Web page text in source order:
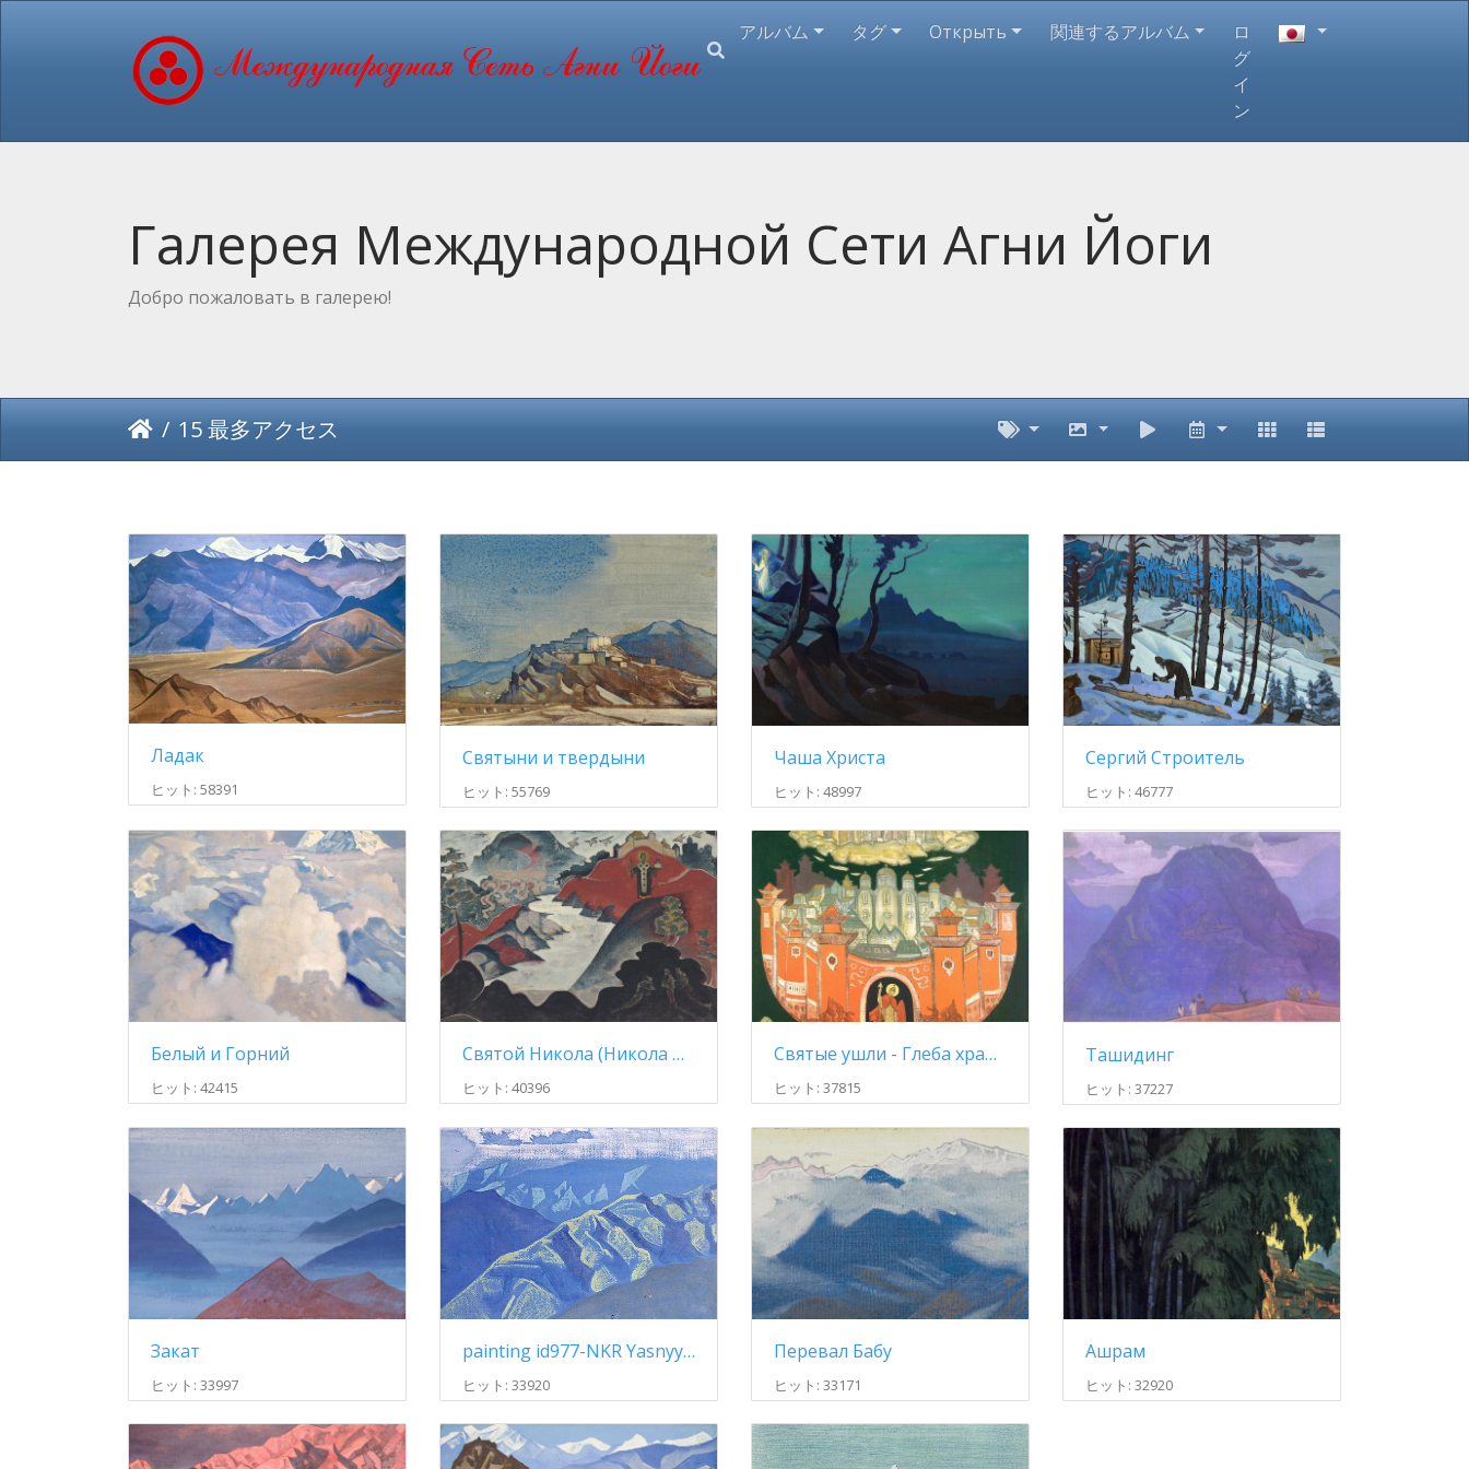
アルバム タグ Открыть 関連するアルバム
ロ
グ
イ
ン
Галерея Международной Сети Агни Йоги
Добро пожаловать в галерею!
15 最多アクセス
Ладак
ヒット: 58391
Святыни и твердыни
ヒット: 55769
Чаша Христа
ヒット: 48997
Сергий Строитель
ヒット: 46777
Белый и Горний
ヒット: 42415
Святой Никола (Никола Можайский)
ヒット: 40396
Святые ушли - Глеба хранителем поставили
ヒット: 37815
Ташидинг
ヒット: 37227
Закат
ヒット: 33997
painting id977-NKR Yasnyy vecher 64
ヒット: 33920
Перевал Бабу
ヒット: 33171
Ашрам
ヒット: 32920